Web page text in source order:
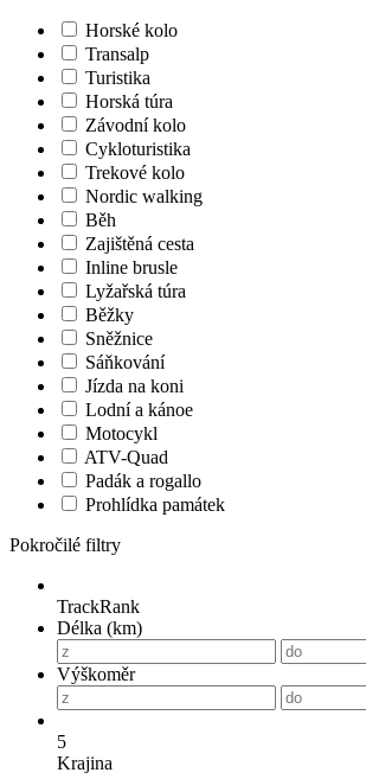
Horské kolo
Transalp
Turistika
Horská túra
Závodní kolo
Cykloturistika
Trekové kolo
Nordic walking
Běh
Zajištěná cesta
Inline brusle
Lyžařská túra
Běžky
Sněžnice
Sáňkování
Jízda na koni
Lodní a kánoe
Motocykl
ATV-Quad
Padák a rogallo
Prohlídka památek
Pokročilé filtry
TrackRank
Délka (km)
Výškoměr
5
Krajina